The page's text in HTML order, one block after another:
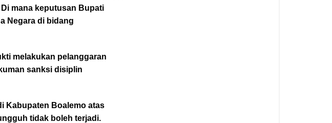
mana keputusan Bupati
Negara di bidang
melakukan pelanggaran
sanksi disiplin
Kabupaten Boalemo atas
tidak boleh terjadi.